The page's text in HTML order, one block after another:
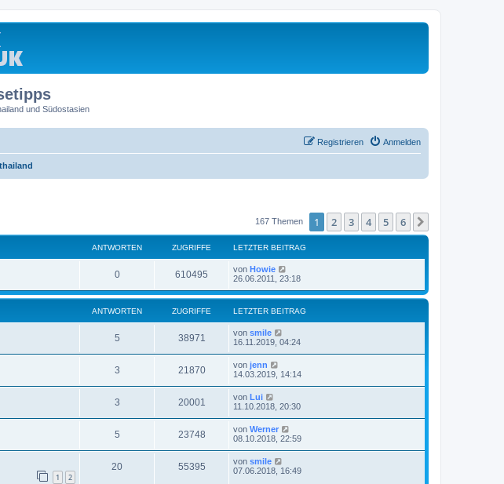
und Südostasien
Anmelden
Registrieren
167 Themen 1 2 3 4 5 6
ANTWORTEN ZUGRIFFE LETZTER BEITRAG
0 610495 von Howie
26.06.2011, 23:18
ANTWORTEN ZUGRIFFE LETZTER BEITRAG
5 38971 von smile
16.11.2019, 04:24
3 21870 von jenn
14.03.2019, 14:14
3 20001 von Lui
11.10.2018, 20:30
5 23748 von Werner
08.10.2018, 22:59
1 2
20 55395 von smile
07.06.2018, 16:49